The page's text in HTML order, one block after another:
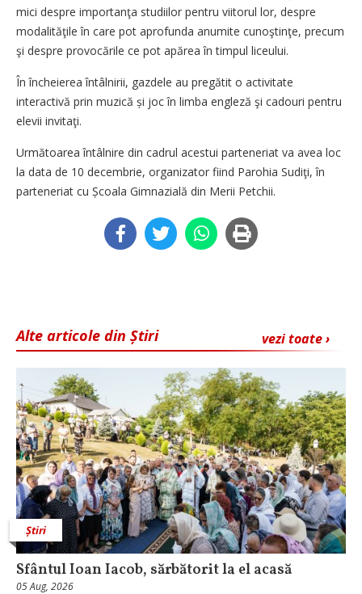
mici despre importanţa studiilor pentru viitorul lor, despre
modalităţile în care pot aprofunda anumite cunoştinţe, precum
şi despre provocările ce pot apărea în timpul liceului.
În încheierea întâlnirii, gazdele au pregătit o activitate
interactivă prin muzică și joc în limba engleză şi cadouri pentru
elevii invitaţi.
Următoarea întâlnire din cadrul acestui parteneriat va avea loc
la data de 10 decembrie, organizator fiind Parohia Sudiţi, în
parteneriat cu Școala Gimnazială din Merii Petchii.
vezi toate ›
Alte articole din Știri
Știri
Sfântul Ioan Iacob, sărbătorit la el acasă
05 Aug, 2026